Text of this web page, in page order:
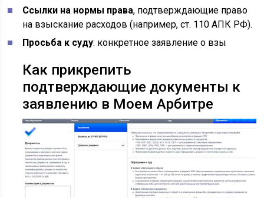
Ссылки на нормы права, подтверждающие право
на взыскание расходов (например, ст. 110 АПК РФ).
Просьба к суду: конкретное заявление о взы
Как прикрепить
подтверждающие документы к
заявлению в Моем Арбитре